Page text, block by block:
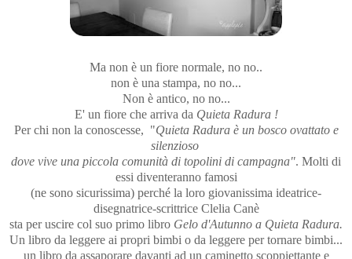
Ma non è un fiore normale, no no..
non è una stampa, no no...
Non è antico, no no...
E' un fiore che arriva da Quieta Radura !
Per chi non la conoscesse, "Quieta Radura è un bosco ovattato e
silenzioso
dove vive una piccola comunità di topolini di campagna". Molti di
essi diventeranno famosi
(ne sono sicurissima) perché la loro giovanissima ideatrice-
disegnatrice-scrittrice Clelia Canè
sta per uscire col suo primo libro Gelo d'Autunno a Quieta Radura.
Un libro da leggere ai propri bimbi o da leggere per tornare bimbi...
un libro da assaporare davanti ad un caminetto scoppiettante e